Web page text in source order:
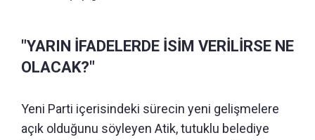
"YARIN İFADELERDE İSİM VERİLİRSE NE
OLACAK?"
Yeni Parti içerisindeki sürecin yeni gelişmelere
açık olduğunu söyleyen Atik, tutuklu belediye